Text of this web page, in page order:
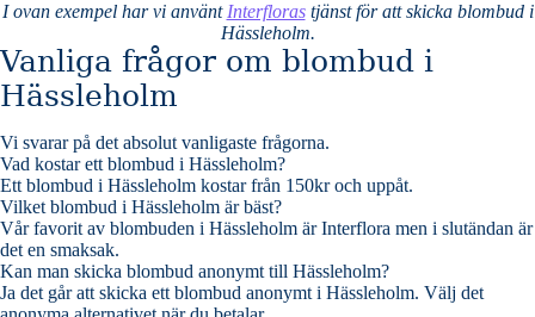
I ovan exempel har vi använt Interflorastjänst för att skicka blombud i
Hässleholm.
Vanliga frågor om blombud i
Hässleholm
Vi svarar på det absolut vanligaste frågorna.
Vad kostar ett blombud i Hässleholm?
Ett blombud i Hässleholm kostar från 150kr och uppåt.
Vilket blombud i Hässleholm är bäst?
Vår favorit av blombuden i Hässleholm är Interflora men i slutändan är
det en smaksak.
Kan man skicka blombud anonymt till Hässleholm?
Ja det går att skicka ett blombud anonymt i Hässleholm. Välj det